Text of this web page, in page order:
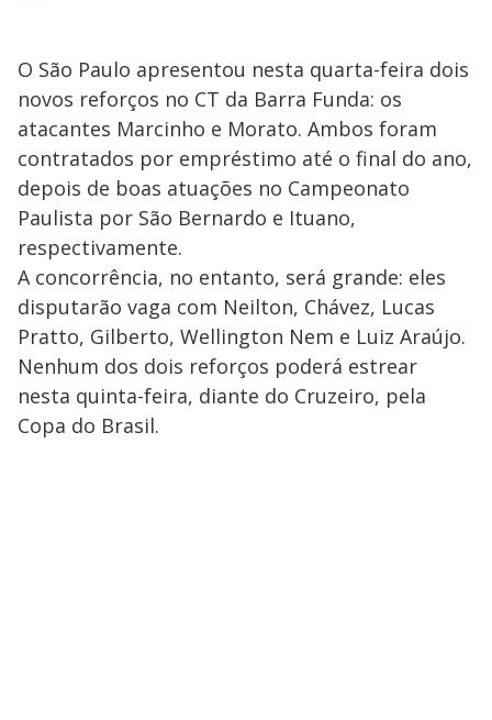
O São Paulo apresentou nesta quarta-feira dois
novos reforços no CT da Barra Funda: os
atacantes Marcinho e Morato. Ambos foram
contratados por empréstimo até o final do ano,
depois de boas atuações no Campeonato
Paulista por São Bernardo e Ituano,
respectivamente.
A concorrência, no entanto, será grande: eles
disputarão vaga com Neilton, Chávez, Lucas
Pratto, Gilberto, Wellington Nem e Luiz Araújo.
Nenhum dos dois reforços poderá estrear
nesta quinta-feira, diante do Cruzeiro, pela
Copa do Brasil.